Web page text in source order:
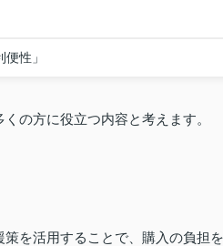
性」
の方に役立つ内容と考えます。
を活用することで、購入の負担を